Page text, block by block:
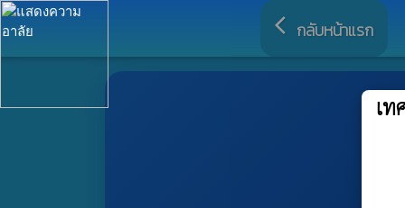
arrow_back_ios กลับหน้าแรก
เ